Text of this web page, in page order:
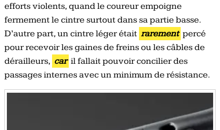
efforts violents, quand le coureur empoigne
fermement le cintre surtout dans sa partie basse.
D’autre part, un cintre léger était rarement percé
pour recevoir les gaines de freins ou les câbles de
dérailleurs, car il fallait pouvoir concilier des
passages internes avec un minimum de résistance.